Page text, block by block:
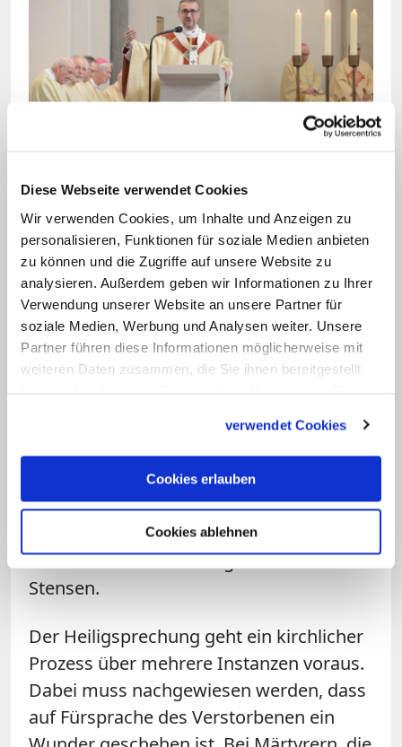
Diese Webseite verwendet Cookies
Wir verwenden Cookies, um Inhalte und Anzeigen zu
personalisieren, Funktionen für soziale Medien anbieten
zu können und die Zugriffe auf unsere Website zu
analysieren. Außerdem geben wir Informationen zu Ihrer
Verwendung unserer Website an unsere Partner für
soziale Medien, Werbung und Analysen weiter. Unsere
Partner führen diese Informationen möglicherweise mit
weiteren Daten zusammen, die Sie ihnen bereitgestellt
verwendet Cookies
Cookies erlauben
Cookies ablehnen
Erzbischof Heße predigt im Hamburger Mariendom
im Gottesdienst anlässlich der Verleihung des
Palliums.
Die Männer hätten sich "aus ganzem
Herzen für ihren Glauben eingesetzt",
sagte der Hamburger Erzbischof. Er
hoffe, dass sie bald in einer Reihe mit den
denen am Allerheiligensonntag gedacht
werde. Er erinnerte insbesondere an den
"Apostel des Nordens", den Heiligen
Ansgar, den Heiligen Answer von
Ratzeburg sowie an den besonders in
Schwerin verehrten Seligen Niels
Stensen.
Der Heiligsprechung geht ein kirchlicher
Prozess über mehrere Instanzen voraus.
Dabei muss nachgewiesen werden, dass
auf Fürsprache des Verstorbenen ein